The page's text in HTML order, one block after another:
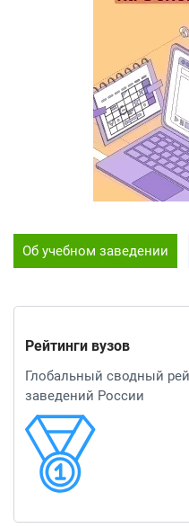
Об учебном заведении
Рейтинги вузов
Глобальный сводный
заведений России